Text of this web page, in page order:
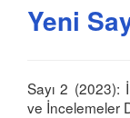
Yeni
Sayı 2 (2023):
ve İncelemeler